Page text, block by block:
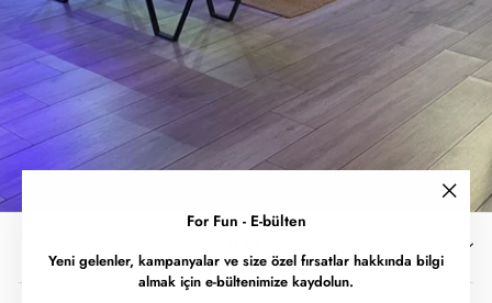
For Fun - E-bülten
Yeni gelenler, kampanyalar ve size özel fırsatlar hakkında bilgi
almak için e-bültenimize kaydolun.